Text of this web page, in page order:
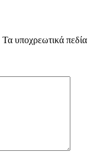
Τα υποχρεωτικά πεδία